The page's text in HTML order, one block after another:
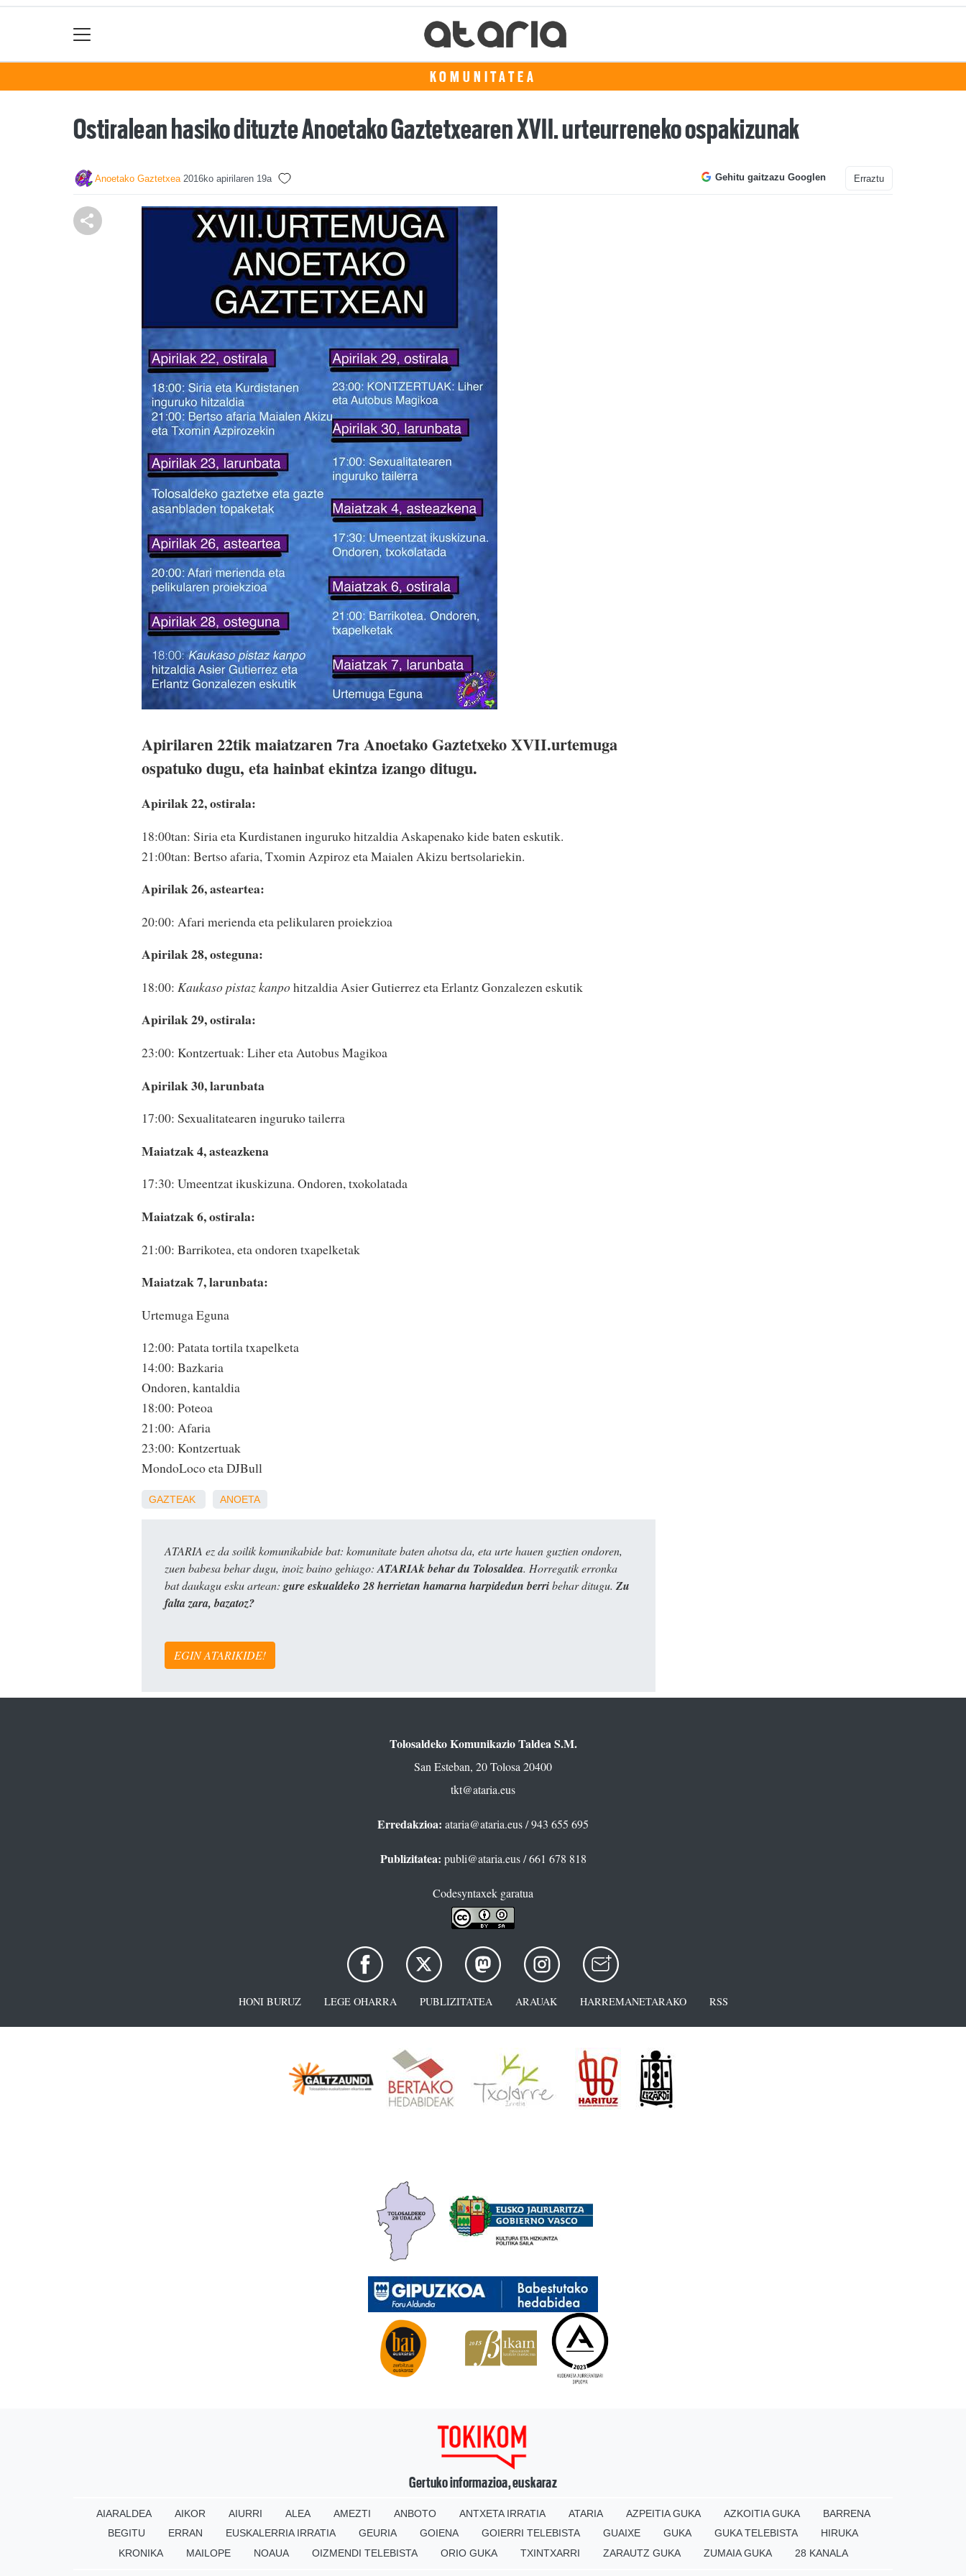
KOMUNITATEA
Ostiralean hasiko dituzte Anoetako Gaztetxearen XVII. urteurreneko ospakizunak
Anoetako Gaztetxea 2016ko apirilaren 19a Gehitu gaitzazu Googlen Erraztu
Apirilaren 22tik maiatzaren 7ra Anoetako Gaztetxeko XVII.urtemuga
ospatuko dugu, eta hainbat ekintza izango ditugu.
Apirilak 22, ostirala:
18:00tan: Siria eta Kurdistanen inguruko hitzaldia Askapenako kide baten eskutik.
21:00tan: Bertso afaria, Txomin Azpiroz eta Maialen Akizu bertsolariekin.
Apirilak 26, asteartea:
20:00: Afari merienda eta pelikularen proiekzioa
Apirilak 28, osteguna:
18:00: Kaukaso pistaz kanpohitzaldia Asier Gutierrez eta Erlantz Gonzalezen eskutik
Apirilak 29, ostirala:
23:00: Kontzertuak: Liher eta Autobus Magikoa
Apirilak 30, larunbata
17:00: Sexualitatearen inguruko tailerra
Maiatzak 4, asteazkena
17:30: Umeentzat ikuskizuna. Ondoren, txokolatada
Maiatzak 6, ostirala:
21:00: Barrikotea, eta ondoren txapelketak
Maiatzak 7, larunbata:
Urtemuga Eguna
12:00: Patata tortila txapelketa
14:00: Bazkaria
Ondoren, kantaldia
18:00: Poteoa
21:00: Afaria
23:00: Kontzertuak
MondoLoco eta DJBull
GAZTEAK ANOETA
ATARIA ez da soilik komunikabide bat: komunitate baten ahotsa da, eta urte hauen guztien ondoren,
zuen babesa behar dugu, inoiz baino gehiago: ATARIAk behar du Tolosaldea. Horregatik erronka
bat daukagu esku artean: gure eskualdeko 28 herrietan hamarna harpidedun berribehar ditugu. Zu
falta zara, bazatoz?
EGIN ATARIKIDE!
Tolosaldeko Komunikazio Taldea S.M.
San Esteban, 20 Tolosa 20400
tkt@ataria.eus
Erredakzioa: ataria@ataria.eus/ 943 655 695
Publizitatea: publi@ataria.eus/ 661 678 818
Codesyntaxek garatua
HONI BURUZ LEGE OHARRA PUBLIZITATEA ARAUAK HARREMANETARAKO RSS
Gertuko informazioa, euskaraz
AIARALDEA AIKOR AIURRI ALEA AMEZTI ANBOTO ANTXETA IRRATIA ATARIA AZPEITIA GUKA AZKOITIA GUKA
BARRENA
BEGITU
ERRAN EUSKALERRIA IRRATIA GEURIA GOIENA GOIERRI TELEBISTA GUAIXE GUKA GUKA TELEBISTA
HIRUKA
KRONIKA
MAILOPE NOAUA OIZMENDI TELEBISTA ORIO GUKA TXINTXARRI ZARAUTZ GUKA ZUMAIA GUKA 28 KANALA